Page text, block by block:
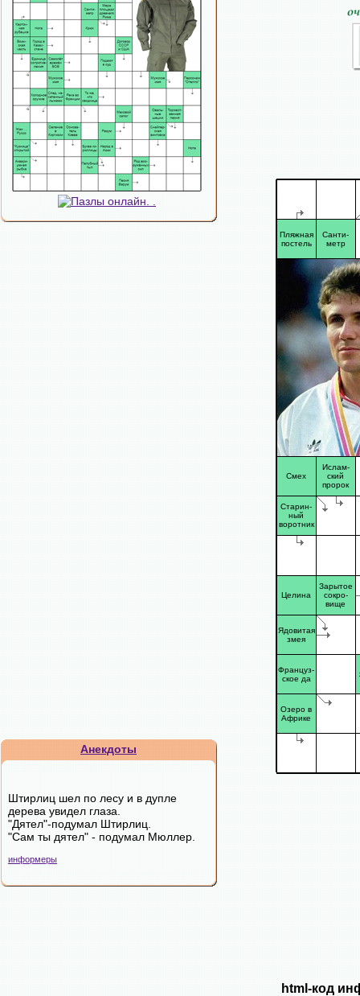
Анекдоты
Штирлиц шел по лесу и в дупле
дерева увидел глаза.
"Дятел"-подумал Штирлиц.
"Сам ты дятел" - подумал Мюллер.
информеры
Пляжная
постель
Санти-
метр
Смех
Ислам-
ский
пророк
Старин-
ный
воротник
Целина
Зарытое
сокро-
вище
Ядовитая
змея
Француз-
ское да
Озеро в
Африке
html-код